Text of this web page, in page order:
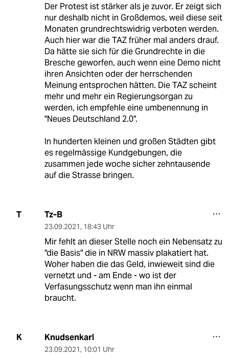
Der Protest ist stärker als je zuvor. Er zeigt sich
nur deshalb nicht in Großdemos, weil diese seit
Monaten grundrechtswidrig verboten werden.
Auch hier war die TAZ früher mal anders drauf.
Da hätte sie sich für die Grundrechte in die
Bresche geworfen, auch wenn eine Demo nicht
ihren Ansichten oder der herrschenden
Meinung entsprochen hätten. Die TAZ scheint
mehr und mehr ein Regierungsorgan zu
werden, ich empfehle eine umbenennung in
"Neues Deutschland 2.0".
In hunderten kleinen und großen Städten gibt
es regelmässige Kundgebungen, die
zusammen jede woche sicher zehntausende
auf die Strasse bringen.
T Tz-B
23.09.2021, 18:43 Uhr
Mir fehlt an dieser Stelle noch ein Nebensatz zu
"die Basis" die in NRW massiv plakatiert hat.
Woher haben die das Geld, inwieweit sind die
vernetzt und - am Ende - wo ist der
Verfasungsschutz wenn man ihn einmal
braucht.
K Knudsenkarl
23.09.2021, 10:01 Uhr